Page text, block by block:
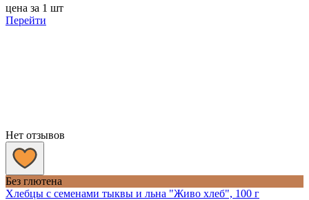
цена за 1 шт
Перейти
Нет отзывов
Без глютена
Хлебцы с семенами тыквы и льна "Живо хлеб", 100 г